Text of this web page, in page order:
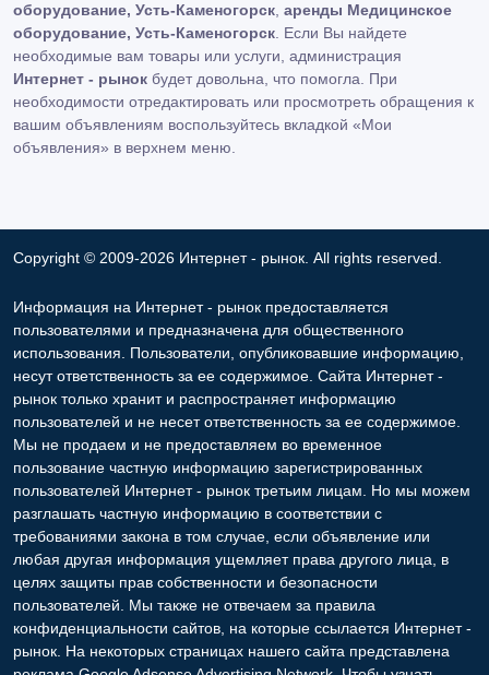
оборудование, Усть-Каменогорск аренды Медицинское
оборудование, Усть-Каменогорск . Если Вы найдете
необходимые вам товары или услуги, администрация
Интернет - рынок будет довольна, что помогла. При
необходимости отредактировать или просмотреть обращения к
вашим объявлениям воспользуйтесь вкладкой «Мои
объявления» в верхнем меню.
Copyright © 2009-2026 Интернет - рынок. All rights reserved.
Информация на Интернет - рынок предоставляется
пользователями и предназначена для общественного
использования. Пользователи, опубликовавшие информацию,
несут ответственность за ее содержимое. Сайта Интернет -
рынок только хранит и распространяет информацию
пользователей и не несет ответственность за ее содержимое.
Мы не продаем и не предоставляем во временное
пользование частную информацию зарегистрированных
пользователей Интернет - рынок третьим лицам. Но мы можем
разглашать частную информацию в соответствии с
требованиями закона в том случае, если объявление или
любая другая информация ущемляет права другого лица, в
целях защиты прав собственности и безопасности
пользователей. Мы также не отвечаем за правила
конфиденциальности сайтов, на которые ссылается Интернет -
рынок. На некоторых страницах нашего сайта представлена